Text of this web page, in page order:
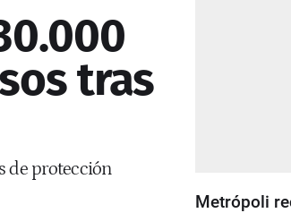
tras
de protección
Metrópoli